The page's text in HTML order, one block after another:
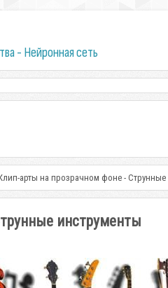
- Нейронная сеть
арты на прозрачном фоне - Струнные
инструменты